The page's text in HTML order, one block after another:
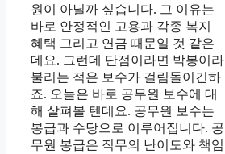
원이 아닐까 싶습니다. 그 이유는
바로 안정적인 고용과 각종 복지
혜택 그리고 연금 때문일 것 같은
데요. 그런데 단점이라면 박봉이라
불리는 적은 보수가 걸림돌이긴하
죠. 오늘은 바로 공무원 보수에 대
해 살펴볼 텐데요. 공무원 보수는
봉급과 수당으로 이루어집니다. 공
무원 봉급은 직무의 난이도와 책임